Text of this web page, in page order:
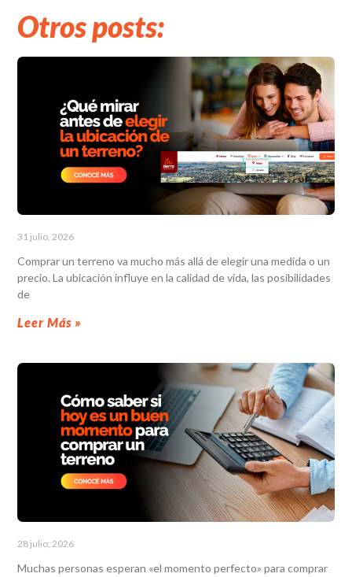
Otros posts:
31 julio, 2026
Comprar un terreno va mucho más allá de elegir una medida o un
precio. La ubicación influye en la calidad de vida, las posibilidades
de
Leer Más »
28 julio, 2026
Muchas personas esperan «el momento perfecto» para comprar